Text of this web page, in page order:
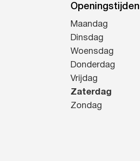
Openingstijden
Maandag
Dinsdag
Woensdag
Donderdag
Vrijdag
Zaterdag
Zondag